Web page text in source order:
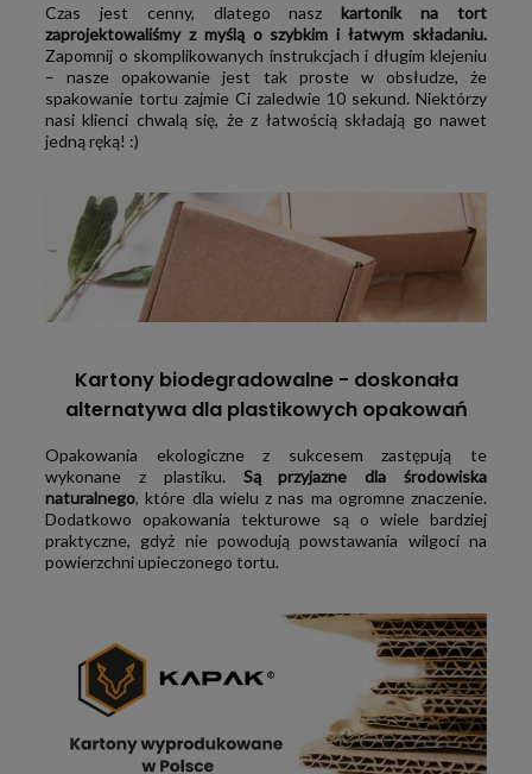
Czas jest cenny, dlatego naszkartonik na tort
zaprojektowaliśmy z myślą o szybkim i łatwym składaniu.
Zapomnij o skomplikowanych instrukcjach i długim klejeniu
– nasze opakowanie jest tak proste w obsłudze, że
spakowanie tortu zajmie Ci zaledwie 10 sekund. Niektórzy
nasi klienci chwalą się, że z łatwością składają go nawet
jedną ręką! :)
Kartony biodegradowalne - doskonała
alternatywa dla plastikowych opakowań
Opakowania ekologiczne z sukcesem zastępują te
wykonane z plastiku. Są przyjazne dla środowiska
naturalnego, które dla wielu z nas ma ogromne znaczenie.
Dodatkowo opakowania tekturowe są o wiele bardziej
praktyczne, gdyż nie powodują powstawania wilgoci na
powierzchni upieczonego tortu.